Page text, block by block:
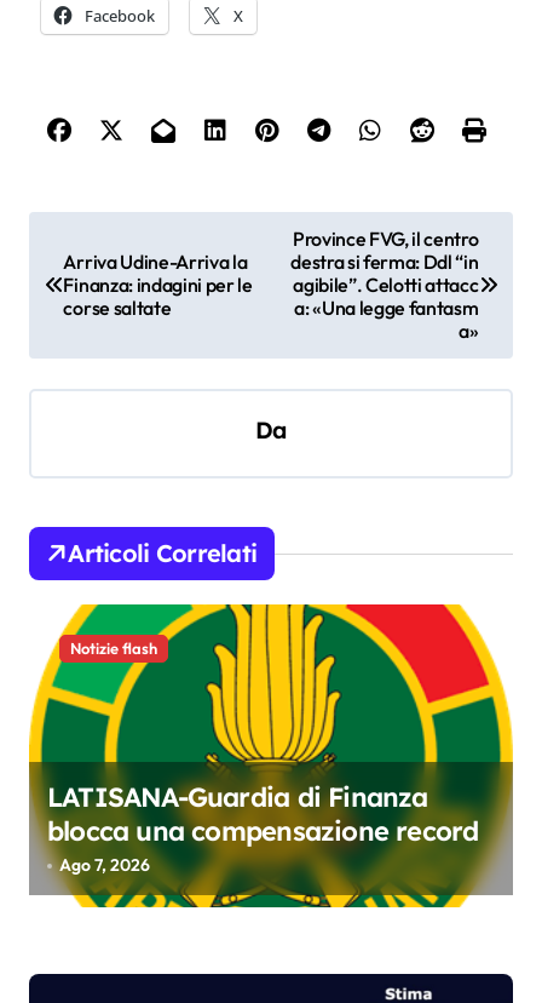
Facebook X
i
g
z
n
a
r
t
i
c
o
Arriva Udine-Arriva la
Finanza: indagini per le
corse saltate
Province FVG, il centro
destra si ferma: Ddl “in
agibile”. Celotti attacc
a: «Una legge fantasm
a»
Da
Articoli Correlati
Notizie flash
LATISANA-Guardia di Finanza
blocca una compensazione record
Ago 7, 2026